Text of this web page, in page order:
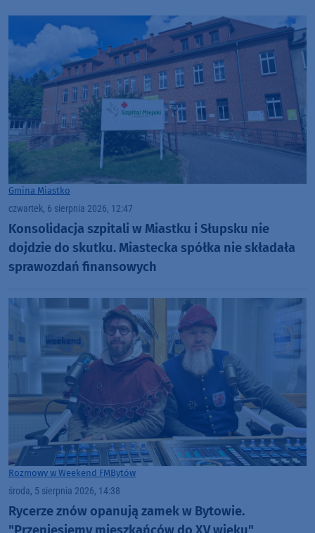
Gmina Miastko
czwartek, 6 sierpnia 2026, 12:47
Konsolidacja szpitali w Miastku i Słupsku nie
dojdzie do skutku. Miastecka spółka nie składała
sprawozdań finansowych
Rozmowy w Weekend FMBytów
środa, 5 sierpnia 2026, 14:38
Rycerze znów opanują zamek w Bytowie.